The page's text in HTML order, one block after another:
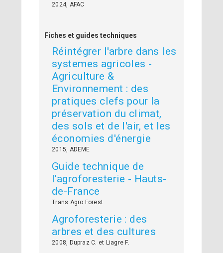
2024, AFAC
Fiches et guides techniques
Réintégrer l'arbre dans les
systemes agricoles -
Agriculture &
Environnement : des
pratiques clefs pour la
préservation du climat,
des sols et de l'air, et les
économies d'énergie
2015, ADEME
Guide technique de
l’agroforesterie - Hauts-
de-France
Trans Agro Forest
Agroforesterie : des
arbres et des cultures
2008, Dupraz C. et Liagre F.